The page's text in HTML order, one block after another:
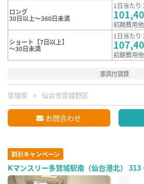
ロング
30日以上～360日未満
1日当たり
初期費用
ショート【7日以上】
～30日未満
1日当たり
初期費用
家具付賃貸
宮城県 仙台市宮城野区
お問合わせ
割引キャンペーン
Kマンスリー多賀城駅南（仙台港北）